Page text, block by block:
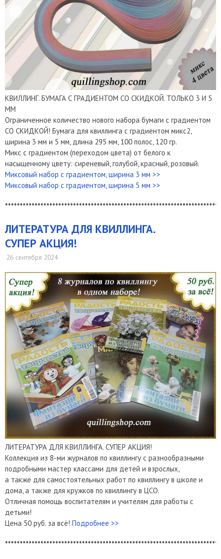
КВИЛЛИНГ. БУМАГА С ГРАДИЕНТОМ СО СКИДКОЙ. ТОЛЬКО 3 И 5
ММ
Ограниченное количество нового набора бумаги с градиентом
СО СКИДКОЙ! Бумага для квиллинга с градиентом микс2,
ширина 3 мм и 5 мм, длина 295 мм, 100 полос, 120 гр.
Микс с градиентом (переходом цвета) от белого к
насыщенному цвету: сиреневый, голубой, красный, розовый.
Миксовый набор с градиентом, ширина 3 мм >>
Миксовый набор с градиентом, ширина 5 мм >>
​ЛИТЕРАТУРА ДЛЯ КВИЛЛИНГА.
СУПЕР АКЦИЯ!
26 сентября 2024
ЛИТЕРАТУРА ДЛЯ КВИЛЛИНГА. СУПЕР АКЦИЯ!
Коллекция из 8-ми журналов по квиллингу с разнообразными
подробными мастер классами для детей и взрослых,
а также для самостоятельных работ по квиллингу в школе и
дома, а также для кружков по квиллингу в ЦСО.
Отличная помощь воспитателям и учителям для работы с
детьми!
Цена 50 руб. за всё! Подробнее >>